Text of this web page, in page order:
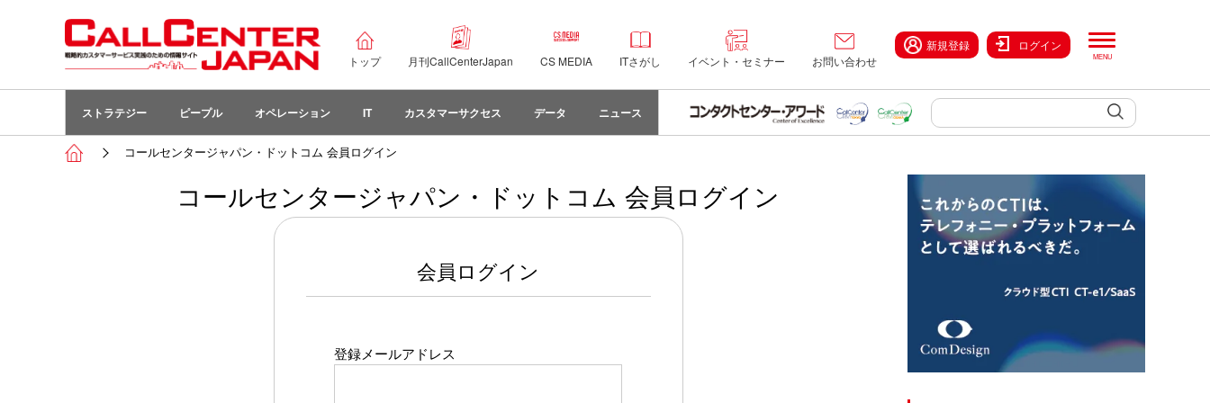
トップ 月刊CallCenterJapan CS MEDIA ITさがし イベント・セミナー お問い合わせ
新規登録 ログイン
ストラテジー ピープル オペレーション IT カスタマーサクセス データ ニュース
コールセンタージャパン・ドットコム 会員ログイン
コールセンタージャパン・ドットコム 会員ログイン
会員ログイン
登録メールアドレス